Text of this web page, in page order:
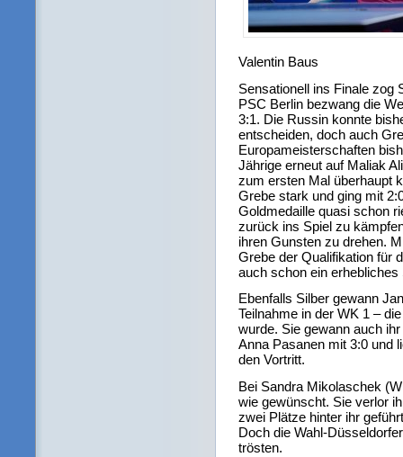
Valentin Baus
Sensationell ins Finale zog
PSC Berlin bezwang die
3:1. Die Russin konnte
entscheiden, doch auch
Europameisterschaften
Jährige erneut auf Maliak
zum ersten Mal überhaupt
Grebe stark und ging mit
Goldmedaille quasi schon
zurück ins Spiel zu
ihren Gunsten zu drehen.
Grebe der Qualifikation für
auch schon ein
Ebenfalls Silber gewann
Teilnahme in der WK 1 –
wurde. Sie gewann auch
Anna Pasanen mit 3:0 und
den Vortritt.
Bei Sandra Mikolaschek
wie gewünscht. Sie verlor
zwei Plätze hinter ihr
Doch die Wahl-
trösten.